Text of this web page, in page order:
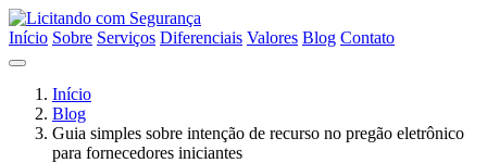
Início Sobre Serviços Diferenciais Valores Blog Contato
Início
Blog
Guia simples sobre intenção de recurso no pregão eletrônico
para fornecedores iniciantes